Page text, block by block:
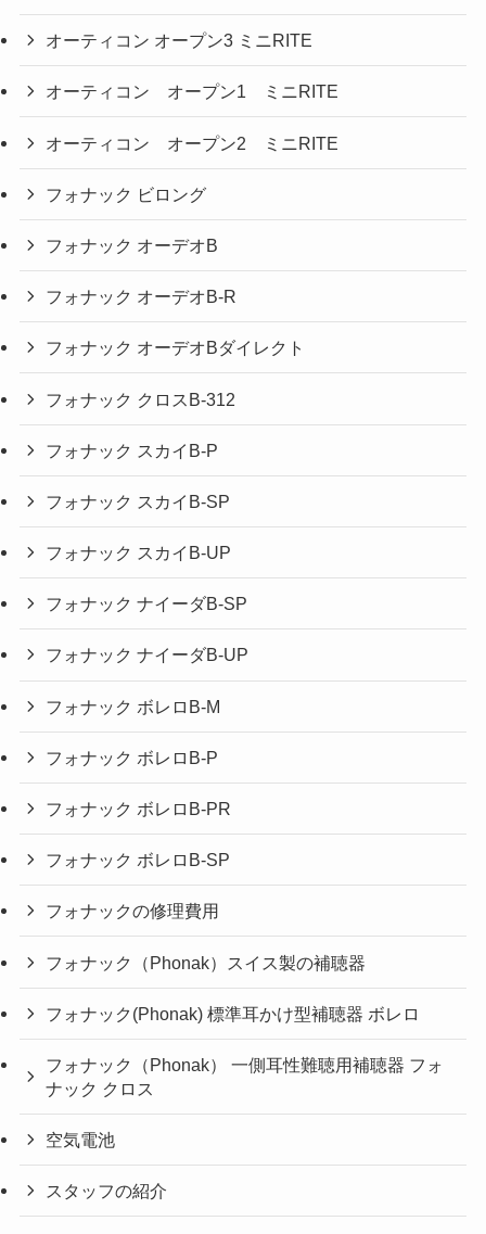
オーティコン オープン3 ミニRITE
オーティコン オープン1 ミニRITE
オーティコン オープン2 ミニRITE
フォナック ビロング
フォナック オーデオB
フォナック オーデオB-R
フォナック オーデオBダイレクト
フォナック クロスB-312
フォナック スカイB-P
フォナック スカイB-SP
フォナック スカイB-UP
フォナック ナイーダB-SP
フォナック ナイーダB-UP
フォナック ボレロB-M
フォナック ボレロB-P
フォナック ボレロB-PR
フォナック ボレロB-SP
フォナックの修理費用
フォナック（Phonak）スイス製の補聴器
フォナック(Phonak) 標準耳かけ型補聴器 ボレロ
フォナック（Phonak） 一側耳性難聴用補聴器 フォ
ナック クロス
空気電池
スタッフの紹介